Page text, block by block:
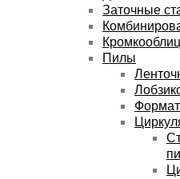
Заточные
Пилы